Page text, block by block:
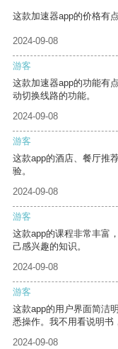
这款加速器app的价格有
2024-09-08
游客
这款加速器app的功能有
动切换线路的功能。
2024-09-08
游客
这款app的酒店、餐厅推
验。
2024-09-08
游客
这款app的课程非常丰富
己感兴趣的知识。
2024-09-08
游客
这款app的用户界面简洁
悉操作。我不用看说明书
2024-09-08